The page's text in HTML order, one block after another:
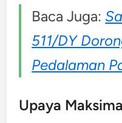
Baca Juga:
511/DY
Pedalaman
Upaya